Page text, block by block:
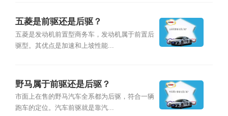
五菱是前驱还是后驱？
五菱是发动机前置型商务车，发动机属于前置后
驱型。其优点是加速和上坡性能...
野马属于前驱还是后驱？
市面上在售的野马汽车全系都为后驱，符合一辆
跑车的定位。汽车前驱就是靠汽...